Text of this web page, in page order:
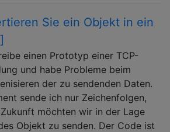
Sie ein Objekt in ein
einen Prototyp einer TCP-
und habe Probleme beim
der zu sendenden Daten.
sende ich nur Zeichenfolgen,
möchten wir in der Lage
Objekt zu senden. Der Code ist